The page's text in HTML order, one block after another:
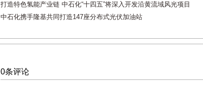
打造特色氢能产业链 中石化“十四五”将深入开发沿黄流域风光项目
中石化携手隆基共同打造147座分布式光伏加油站
0条评论